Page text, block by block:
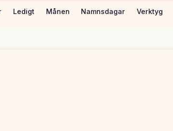
Ledigt Månen Namnsdagar Verktyg